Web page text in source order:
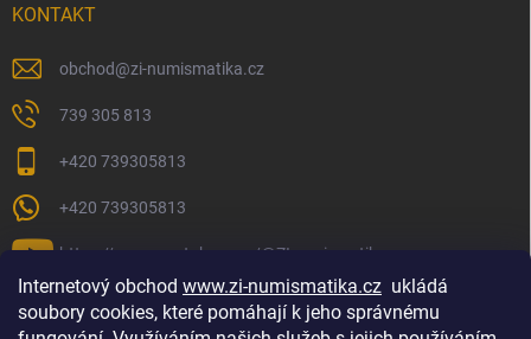
Internetový obchod www.zi-numismatika.cz ukládá
soubory cookies, které pomáhají k jeho správnému
KONTAKT
obchod@zi-numismatika.cz
739 305 813
+420 739305813
+420 739305813
https://www.youtube.com/@ZInumismatika